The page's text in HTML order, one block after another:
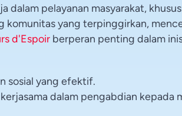
dalam pelayanan masyarakat,
yang terpinggirkan,
d'Espoir berperan penting dalam
sosial yang efektif.
dalam pengabdian kepada